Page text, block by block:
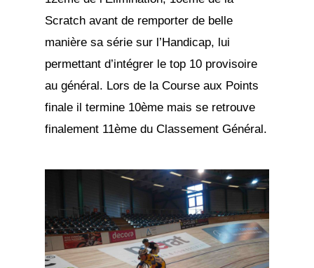
Scratch avant de remporter de belle
manière sa série sur l’Handicap, lui
permettant d’intégrer le top 10 provisoire
au général. Lors de la Course aux Points
finale il termine 10ème mais se retrouve
finalement 11ème du Classement Général.